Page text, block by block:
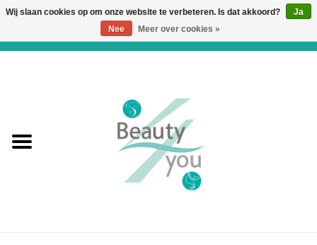
Wij slaan cookies op om onze website te verbeteren. Is dat akkoord?
Ja
Nee
Meer over cookies »